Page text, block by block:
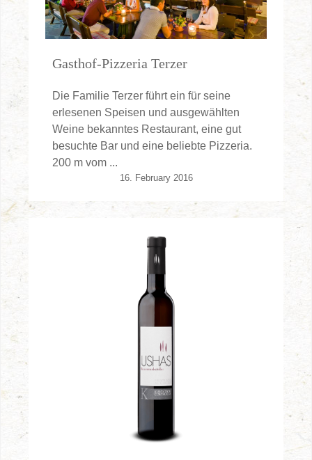
Gasthof-Pizzeria Terzer
Die Familie Terzer führt ein für seine
erlesenen Speisen und ausgewählten
Weine bekanntes Restaurant, eine gut
besuchte Bar und eine beliebte Pizzeria.
200 m vom ...
16. February 2016